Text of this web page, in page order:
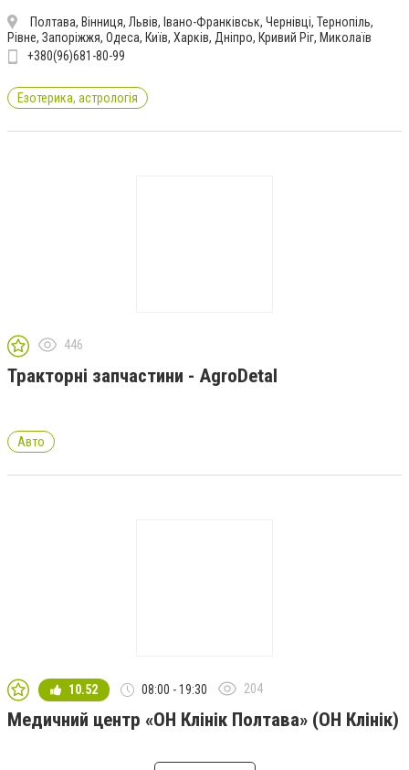
Полтава, Вінниця, Львів, Івано-Франківськ, Чернівці, Тернопіль,
Рівне, Запоріжжя, Одеса, Київ, Харків, Дніпро, Кривий Ріг, Миколаїв
+380(96)681-80-99
Езотерика, астрологія
446
Тракторні запчастини - AgroDetal
Авто
10.52 08:00 - 19:30 204
Медичний центр «ОН Клінік Полтава» (ОН Клінік)